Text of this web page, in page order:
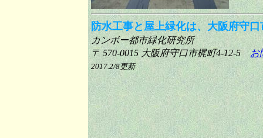
防水工事と屋上緑化は、大阪府守
カンボー都市緑化研究所
〒 570-0015 大阪府守口市梶町4-12-5お
2017.2/8更新